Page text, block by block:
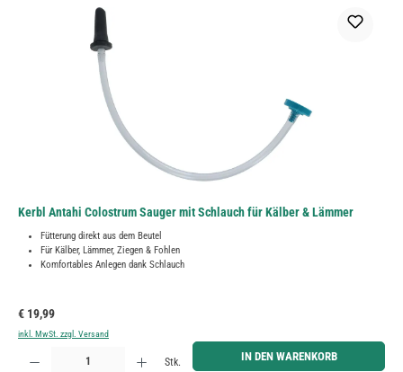
Kerbl Antahi Colostrum Sauger mit Schlauch für Kälber & Lämmer
Fütterung direkt aus dem Beutel
Für Kälber, Lämmer, Ziegen & Fohlen
Komfortables Anlegen dank Schlauch
Regulärer Preis:
€ 19,99
inkl. MwSt. zzgl. Versand
Produkt Anzahl: Gib den gewünschten Wert ein oder benutze die Schaltflächen um die Anzahl zu
Stk. IN DEN WARENKORB